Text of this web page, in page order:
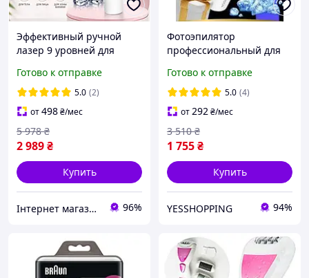
Эффективный ручной
лазер 9 уровней для
Профессиональный
фотоэпилятор для тела с
охлаждением
Готово к отправке
5.0 (2)
от498₴/мес
2 989₴
5 978 ₴
Купить
Інтернет магазин WOWShop 96%
Фотоэпилятор
профессиональный для
Многофункциональный
женский лазерный
эпилятор ipl YES
Готово к отправке
5.0 (4)
от292₴/мес
1 755₴
3 510 ₴
Купить
YESSHOPPING 94%